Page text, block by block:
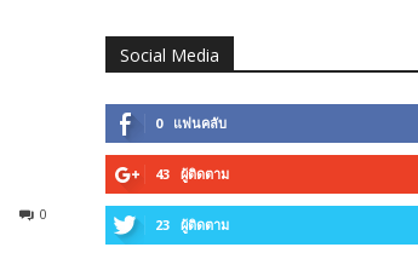
0
Social Media
0 แฟนคลับ
43 ผู้ติดตาม
23 ผู้ติดตาม